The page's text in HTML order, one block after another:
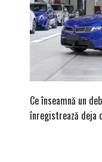
Ce înseamnă un
înregistrează deja